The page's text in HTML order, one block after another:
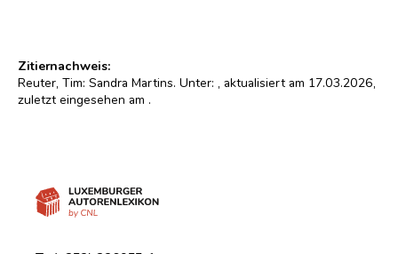
Zitiernachweis:
Reuter, Tim: Sandra Martins. Unter: , aktualisiert am 17.03.2026,
zuletzt eingesehen am .